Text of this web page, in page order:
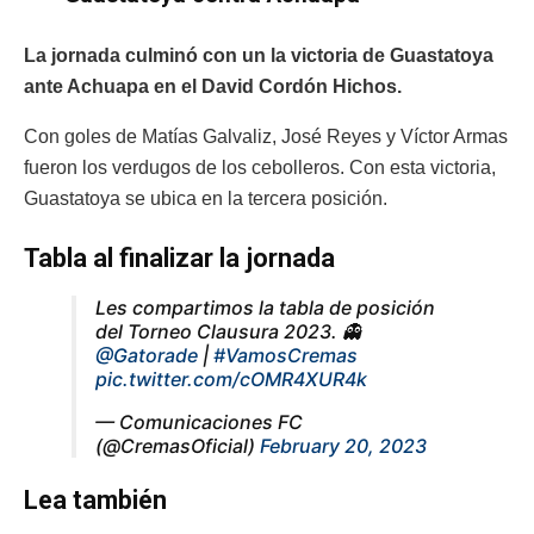
La jornada culminó con un la victoria de Guastatoya
ante Achuapa en el David Cordón Hichos.
Con goles de Matías Galvaliz, José Reyes y Víctor Armas
fueron los verdugos de los cebolleros. Con esta victoria,
Guastatoya se ubica en la tercera posición.
Tabla al finalizar la jornada
Les compartimos la tabla de posición
del Torneo Clausura 2023. 👻
@Gatorade | #VamosCremas
pic.twitter.com/cOMR4XUR4k
— Comunicaciones FC
(@CremasOficial) February 20, 2023
Lea también